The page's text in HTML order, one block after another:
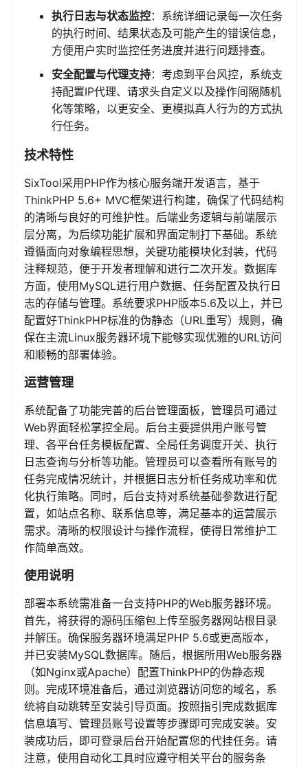
执行日志与状态监控：系统详细记录每一次任务
的执行时间、结果状态及可能产生的错误信息，
方便用户实时监控任务进度并进行问题排查。
安全配置与代理支持：考虑到平台风控，系统支
持配置IP代理、请求头自定义以及操作间隔随机
化等策略，以更安全、更模拟真人行为的方式执
行任务。
技术特性
SixTool采用PHP作为核心服务端开发语言，基于
ThinkPHP 5.6+ MVC框架进行构建，确保了代码结构
的清晰与良好的可维护性。后端业务逻辑与前端展示
层分离，为后续功能扩展和界面定制打下基础。系统
遵循面向对象编程思想，关键功能模块化封装，代码
注释规范，便于开发者理解和进行二次开发。数据库
方面，使用MySQL进行用户数据、任务配置及执行日
志的存储与管理。系统要求PHP版本5.6及以上，并已
配置好ThinkPHP标准的伪静态（URL重写）规则，确
保在主流Linux服务器环境下能够实现优雅的URL访问
和顺畅的部署体验。
运营管理
系统配备了功能完善的后台管理面板，管理员可通过
Web界面轻松掌控全局。后台主要提供用户账号管
理、各平台任务模板配置、全局任务调度开关、执行
日志查询与分析等功能。管理员可以查看所有账号的
任务完成情况统计，并根据日志分析任务成功率和优
化执行策略。同时，后台支持对系统基础参数进行配
置，如站点名称、联系信息等，满足基本的运营展示
需求。清晰的权限设计与操作流程，使得日常维护工
作简单高效。
使用说明
部署本系统需准备一台支持PHP的Web服务器环境。
首先，将获得的源码压缩包上传至服务器网站根目录
并解压。确保服务器环境满足PHP 5.6或更高版本，
并已安装MySQL数据库。随后，根据所用Web服务器
（如Nginx或Apache）配置ThinkPHP的伪静态规
则。完成环境准备后，通过浏览器访问您的域名，系
统将自动跳转至安装引导页面。按照指引完成数据库
信息填写、管理员账号设置等步骤即可完成安装。安
装成功后，即可登录后台开始配置您的代挂任务。请
注意，使用自动化工具时应遵守相关平台的服务条